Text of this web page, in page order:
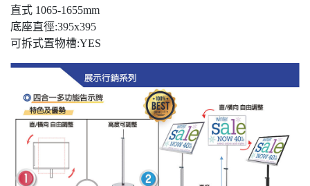
直式 1065-1655mm
底座直徑:395x395
可拆式置物槽:YES